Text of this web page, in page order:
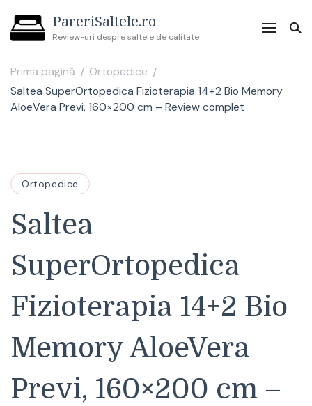
PareriSaltele.ro
Review-uri despre saltele de calitate
Prima pagină / Ortopedice /
Saltea SuperOrtopedica Fizioterapia 14+2 Bio Memory
AloeVera Previ, 160×200 cm – Review complet
Ortopedice
Saltea
SuperOrtopedica
Fizioterapia 14+2 Bio
Memory AloeVera
Previ, 160×200 cm –